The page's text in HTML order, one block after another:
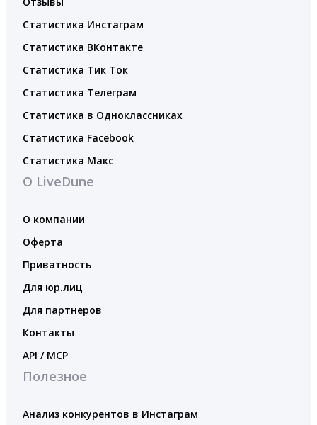
Статистика Инстаграм
Статистика ВКонтакте
Статистика Тик Ток
Статистика Телеграм
Статистика в Одноклассниках
Статистика Facebook
Статистика Макс
О LiveDune
О компании
Оферта
Приватность
Для юр.лиц
Для партнеров
Контакты
API / MCP
Полезное
Анализ конкурентов в Инстаграм